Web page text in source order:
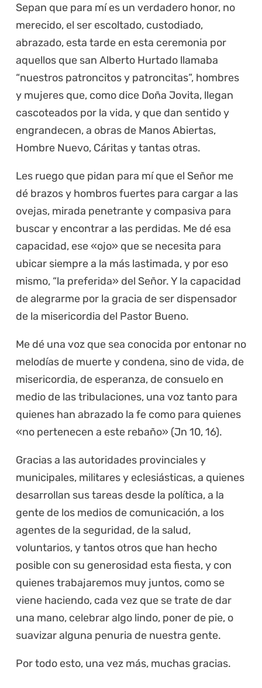
Sepan que para mí es un verdadero honor, no
merecido, el ser escoltado, custodiado,
abrazado, esta tarde en esta ceremonia por
aquellos que san Alberto Hurtado llamaba
“nuestros patroncitos y patroncitas”, hombres
y mujeres que, como dice Doña Jovita, llegan
cascoteados por la vida, y que dan sentido y
engrandecen, a obras de Manos Abiertas,
Hombre Nuevo, Cáritas y tantas otras.
Les ruego que pidan para mí que el Señor me
dé brazos y hombros fuertes para cargar a las
ovejas, mirada penetrante y compasiva para
buscar y encontrar a las perdidas. Me dé esa
capacidad, ese «ojo» que se necesita para
ubicar siempre a la más lastimada, y por eso
mismo, “la preferida» del Señor. Y la capacidad
de alegrarme por la gracia de ser dispensador
de la misericordia del Pastor Bueno.
Me dé una voz que sea conocida por entonar no
melodías de muerte y condena, sino de vida, de
misericordia, de esperanza, de consuelo en
medio de las tribulaciones, una voz tanto para
quienes han abrazado la fe como para quienes
«no pertenecen a este rebaño» (Jn 10, 16).
Gracias a las autoridades provinciales y
municipales, militares y eclesiásticas, a quienes
desarrollan sus tareas desde la política, a la
gente de los medios de comunicación, a los
agentes de la seguridad, de la salud,
voluntarios, y tantos otros que han hecho
posible con su generosidad esta fiesta, y con
quienes trabajaremos muy juntos, como se
viene haciendo, cada vez que se trate de dar
una mano, celebrar algo lindo, poner de pie, o
suavizar alguna penuria de nuestra gente.
Por todo esto, una vez más, muchas gracias.